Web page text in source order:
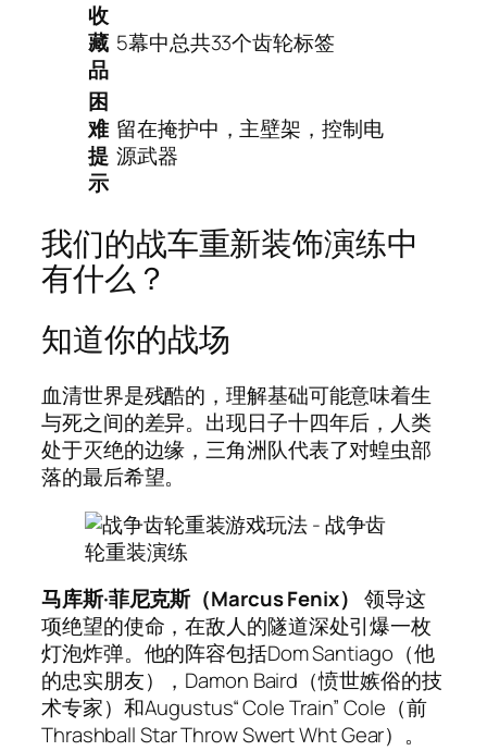
收
藏
品
5幕中总共33个齿轮标签
困
难
提
示
留在掩护中，主壁架，控制电
源武器
我们的战车重新装饰演练中
有什么？
知道你的战场
血清世界是残酷的，理解基础可能意味着生
与死之间的差异。出现日子十四年后，人类
处于灭绝的边缘，三角洲队代表了对蝗虫部
落的最后希望。
马库斯·菲尼克斯（Marcus Fenix） 领导这
项绝望的使命，在敌人的隧道深处引爆一枚
灯泡炸弹。他的阵容包括Dom Santiago（他
的忠实朋友），Damon Baird（愤世嫉俗的技
术专家）和Augustus“ Cole Train” Cole（前
Thrashball Star Throw Swert Wht Gear）。